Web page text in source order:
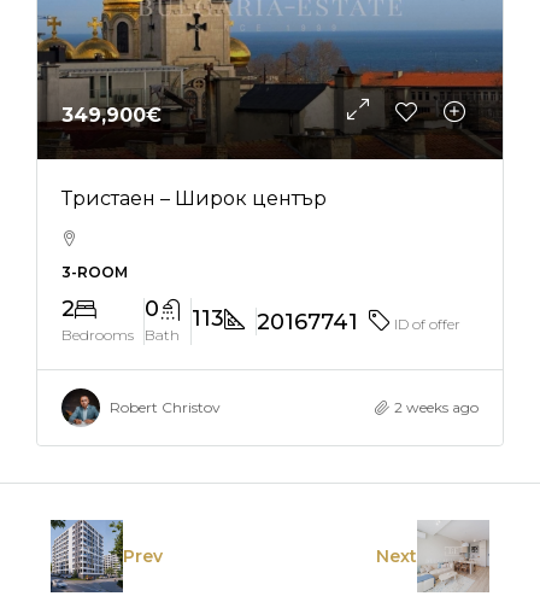
349,900€
Тристаен – Широк център
3-ROOM
2
Bedrooms
0
Bath
113 20167741 ID of offer
Robert Christov 2 weeks ago
Prev Next